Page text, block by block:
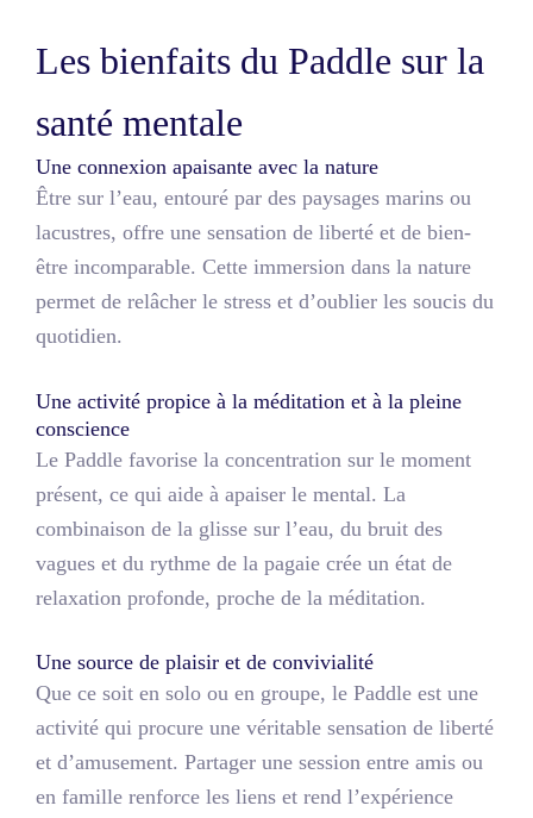
Les bienfaits du Paddle sur la
santé mentale
Une connexion apaisante avec la nature
Être sur l’eau, entouré par des paysages marins ou
lacustres, offre une sensation de liberté et de bien-
être incomparable. Cette immersion dans la nature
permet de relâcher le stress et d’oublier les soucis du
quotidien.
Une activité propice à la méditation et à la pleine
conscience
Le Paddle favorise la concentration sur le moment
présent, ce qui aide à apaiser le mental. La
combinaison de la glisse sur l’eau, du bruit des
vagues et du rythme de la pagaie crée un état de
relaxation profonde, proche de la méditation.
Une source de plaisir et de convivialité
Que ce soit en solo ou en groupe, le Paddle est une
activité qui procure une véritable sensation de liberté
et d’amusement. Partager une session entre amis ou
en famille renforce les liens et rend l’expérience